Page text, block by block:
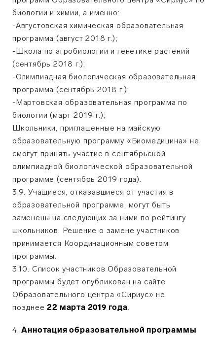
биологии и химии, а именно:
-Августовская химическая образовательная
программа (август 2018 г.);
-Школа по агробиологии и генетике растений
(сентябрь 2018 г.);
-Олимпиадная биологическая образовательная
программа (сентябрь 2018 г.);
-Мартовская образовательная программа по
биологии (март 2019 г.);
Школьники, приглашенные на майскую
образовательную программу «Биомедицина» не
смогут принять участие в сентябрьской
олимпиадной биологической образовательной
программе (сентябрь 2019 года).
3.9. Учащиеся, отказавшиеся от участия в
образовательной программе, могут быть
заменены на следующих за ними по рейтингу
школьников. Решение о замене участников
принимается Координационным советом
программы.
3.10. Список участников Образовательной
программы будет опубликован на сайте
Образовательного центра «Сириус» не
позднее22 марта 2019 года.
Аннотация образовательной программы